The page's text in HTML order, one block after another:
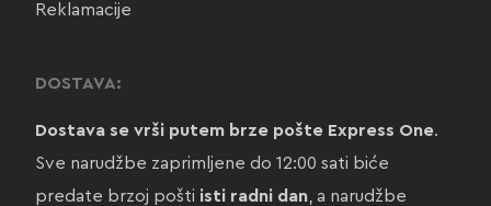
Reklamacije
DOSTAVA:
Dostava se vrši putem brze pošte Express One.
Sve narudžbe zaprimljene do 12:00 sati biće
predate brzoj pošti isti radni dan, a narudžbe